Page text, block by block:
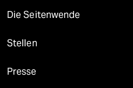
Die Seitenwende
Stellen
Presse